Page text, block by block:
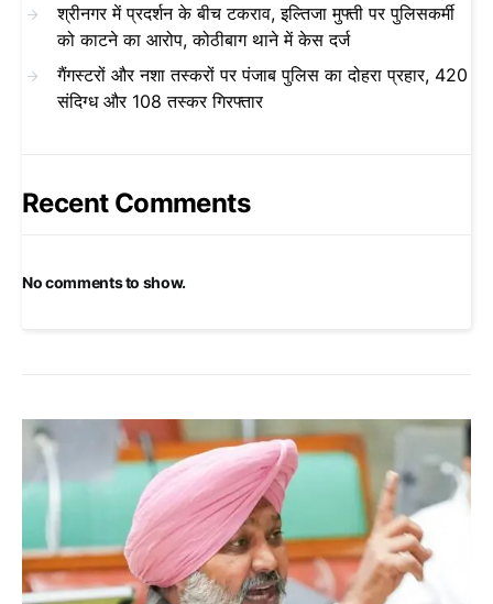
श्रीनगर में प्रदर्शन के बीच टकराव, इल्तिजा मुफ्ती पर पुलिसकर्मी
को काटने का आरोप, कोठीबाग थाने में केस दर्ज
गैंगस्टरों और नशा तस्करों पर पंजाब पुलिस का दोहरा प्रहार, 420
संदिग्ध और 108 तस्कर गिरफ्तार
Recent Comments
No comments to show.